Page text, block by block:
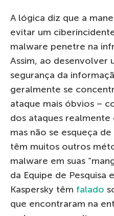
A lógica diz que a
evitar um
malware penetre na
Assim, ao desenvolver
segurança da
geralmente se
ataque mais óbvios –
dos ataques
mas não se esqueça
têm muitos outros
malware em suas
da Equipe de Pesquisa
Kaspersky têm falado
que encontraram na